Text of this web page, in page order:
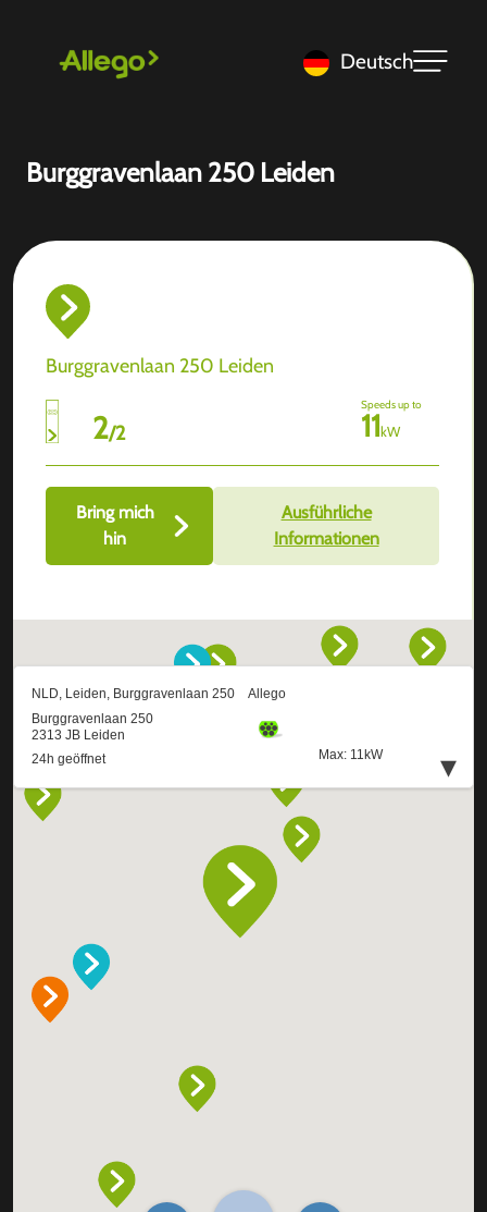
Deutsch
Burggravenlaan 250 Leiden
Burggravenlaan 250 Leiden
2/2
Speeds up to
11kW
Bring mich
hin
Ausführliche
Informationen